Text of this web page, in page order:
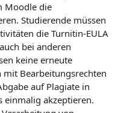
Moodle die
Studierende müssen
die Turnitin-EULA
bei anderen
keine erneute
Bearbeitungsrechten
auf Plagiate in
einmalig akzeptieren.